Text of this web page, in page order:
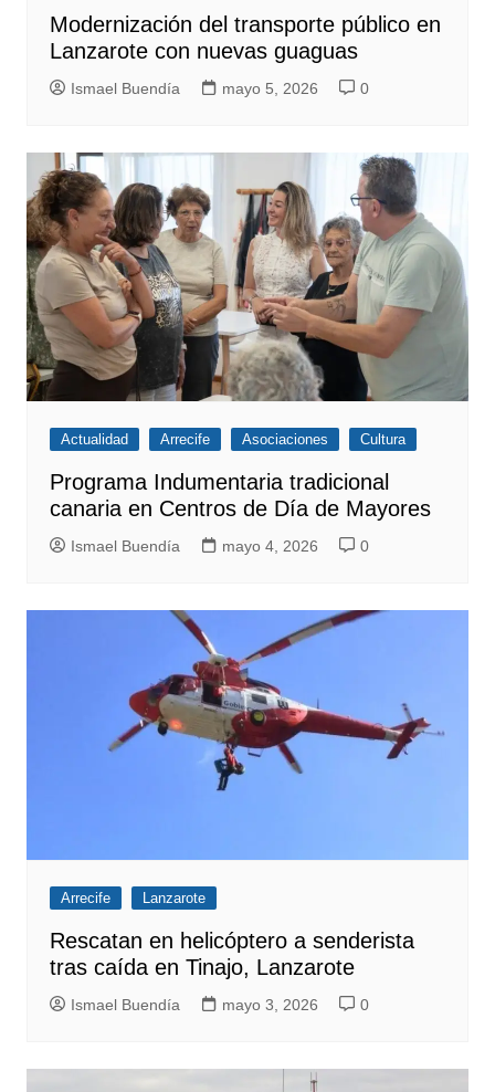
Modernización del transporte público en
Lanzarote con nuevas guaguas
Ismael Buendía mayo 5, 2026 0
Actualidad Arrecife Asociaciones Cultura
Programa Indumentaria tradicional
canaria en Centros de Día de Mayores
Ismael Buendía mayo 4, 2026 0
Arrecife Lanzarote
Rescatan en helicóptero a senderista
tras caída en Tinajo, Lanzarote
Ismael Buendía mayo 3, 2026 0